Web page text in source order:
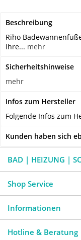
Beschreibung
Riho
Ihre... mehr
Sicherheitshinweise
mehr
Infos zum Hersteller
Folgende Infos zum
Kunden haben sich
BAD | HEIZUNG |
Shop Service
Informationen
Hotline & Beratung